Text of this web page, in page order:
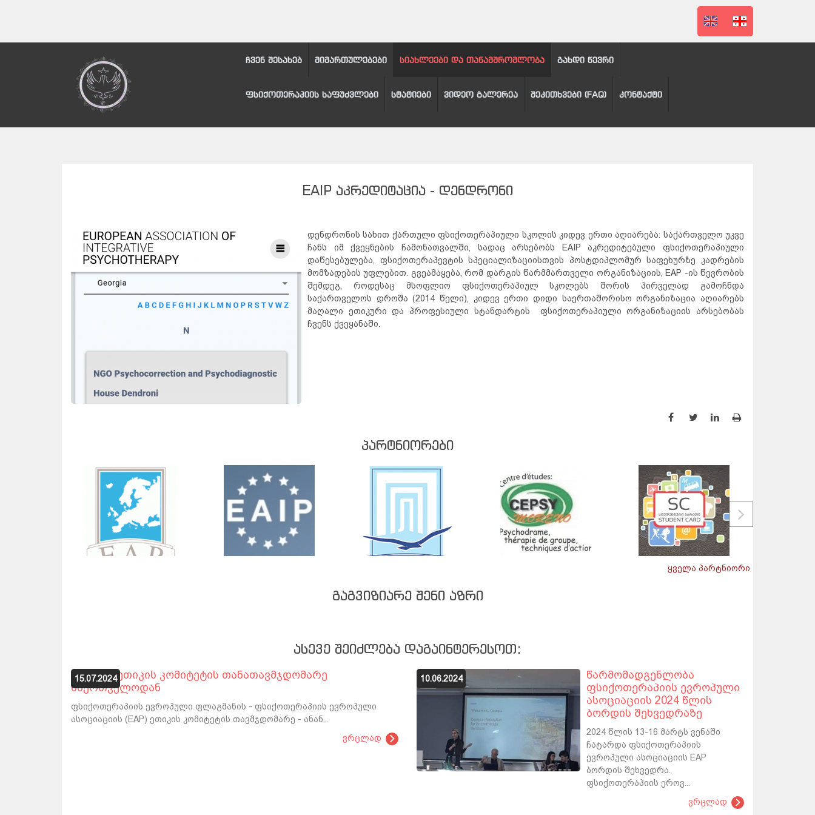
ჩვენ შესახებ მიმართულებები სიახლეები და თანამშრომლობა გახდი წევრი
ფსიქოთერაპიის საფუძვლები სტატიები ვიდეო გალერეა შეკითხვები (FAQ) კონტაქტი
EAIP ᲐᲙᲠᲔᲓᲘᲢᲐᲪᲘᲐ - ᲓᲔᲜᲓᲠᲝᲜᲘ
დენდრონის სახით ქართული ფსიქოთერაპიული სკოლის კიდევ ერთი აღიარება: საქართველო უკვე
ჩანს იმ ქვეყნების ჩამონათვალში, სადაც არსებობს EAIP აკრედიტებული ფსიქოთერაპიული
დაწესებულება, ფსიქოთერაპევტის სპეციალიზაციისთვის პოსტდიპლომურ საფეხურზე კადრების
მომზადების უფლებით. გვეამაყება, რომ დარგის წარმმართველი ორგანიზაციის, EAP -ის წევრობის
შემდეგ, როდესაც მსოფლიო ფსიქოთერაპიულ სკოლებს შორის პირველად გამოჩნდა
საქართველოს დროშა (2014 წელი), კიდევ ერთი დიდი საერთაშორისო ორგანიზაცია აღიარებს
მაღალი ეთიკური და პროფესიული სტანდარტის ფსიქოთერაპიული ორგანიზაციის არსებობას
ჩვენს ქვეყანაში.
ᲞᲐᲠᲢᲜᲘᲝᲠᲔᲑᲘ
ყველა პარტნიორი
ᲒᲐᲒᲕᲘᲖᲘᲐᲠᲔ ᲨᲔᲜᲘ ᲐᲖᲠᲘ
ᲐᲡᲔᲕᲔ ᲨᲔᲘᲫᲚᲔᲑᲐ ᲓᲐᲒᲐᲘᲜᲢᲔᲠᲔᲡᲝᲗ:
EAP-ის ეთიკის კომიტეტის თანათავმჯდომარე
საქრთველოდან
ფსიქოთერაპიის ევროპული ფლაგმანის - ფსიქოთერაპიის ევროპული
ასოციაციის (EAP) ეთიკის კომიტეტის თავმჯდომარე - ანან...
ვრცლად
15.07.2024
წარმომადგენლობა
ფსიქოთერაპიის ევროპული
ასოციაციის 2024 წლის
ბორდის შეხვედრაზე
2024 წლის 13-16 მარტს ვენაში
ჩატარდა ფსიქოთერაპიის
ევროპული ასოციაციის EAP
ბორდის შეხვედრა.
ფსიქოთერაპიის ეროვ...
ვრცლად
10.06.2024